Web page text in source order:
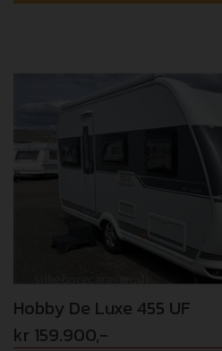
Hobby De Luxe 455 UF
kr 159.900,-